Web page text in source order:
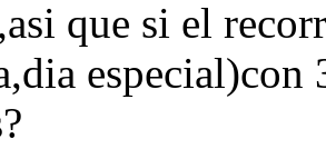
que si el